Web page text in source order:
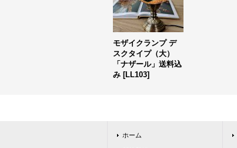
モザイクランプ デ
スクタイプ（大）
「ナザール」送料込
み [LL103]
ホーム